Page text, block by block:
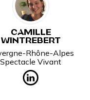
CAMILLE
WINTREBERT
Rhône-Alpes
Spectacle Vivant